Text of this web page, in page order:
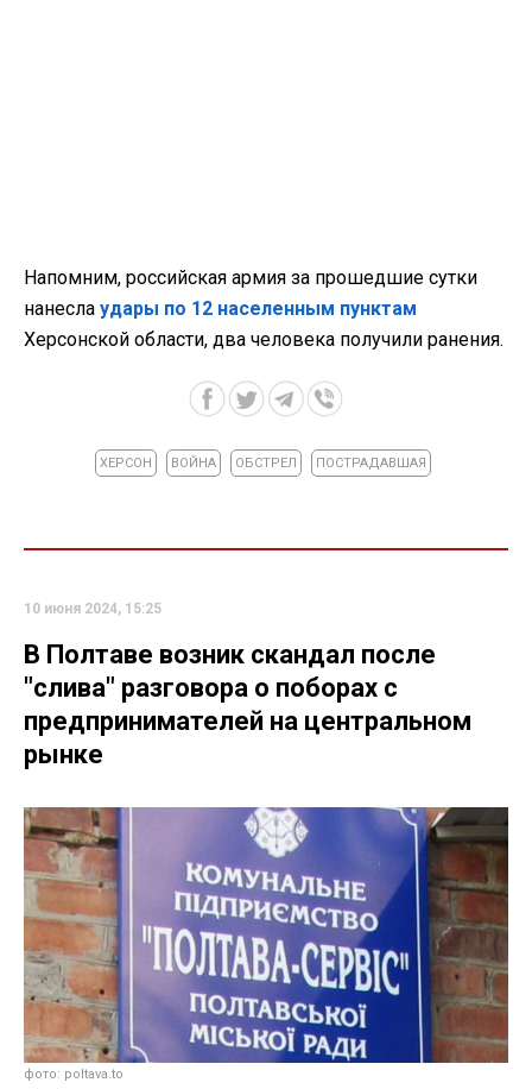
Напомним, российская армия за прошедшие сутки
нанесла удары по 12 населенным пунктам
Херсонской области, два человека получили ранения.
ХЕРСОН ВОЙНА ОБСТРЕЛ ПОСТРАДАВШАЯ
10 июня 2024, 15:25
В Полтаве возник скандал после
"слива" разговора о поборах с
предпринимателей на центральном
рынке
фото: poltava.to